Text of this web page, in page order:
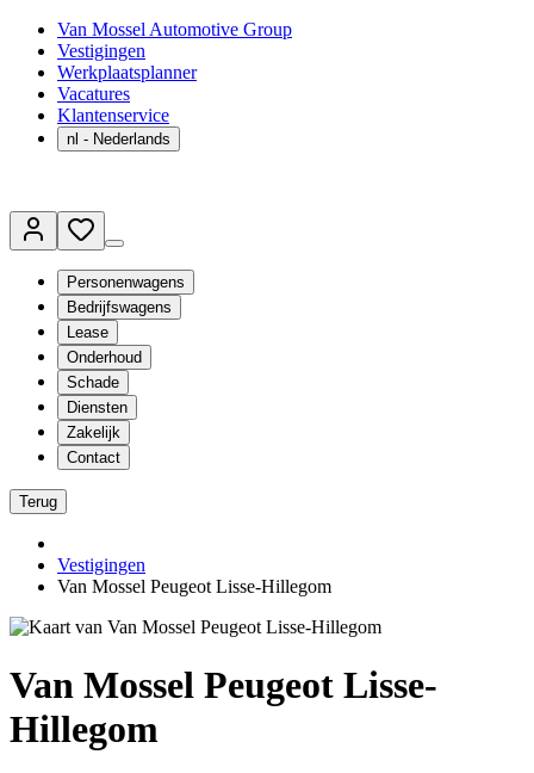
Van Mossel Automotive Group
Vestigingen
Werkplaatsplanner
Vacatures
Klantenservice
nl - Nederlands
Personenwagens
Bedrijfswagens
Lease
Onderhoud
Schade
Diensten
Zakelijk
Contact
Terug
Vestigingen
Van Mossel Peugeot Lisse-Hillegom
Van Mossel Peugeot Lisse-
Hillegom